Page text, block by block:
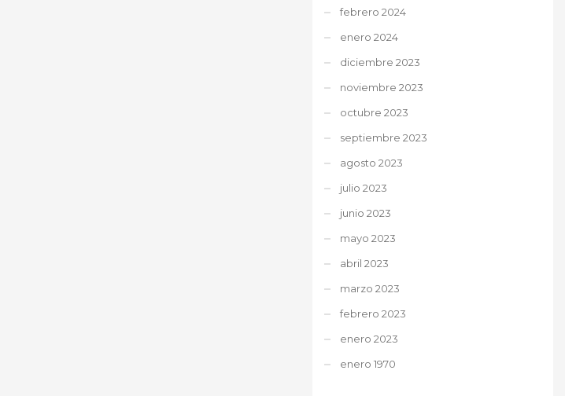
febrero 2024
enero 2024
diciembre 2023
noviembre 2023
octubre 2023
septiembre 2023
agosto 2023
julio 2023
junio 2023
mayo 2023
abril 2023
marzo 2023
febrero 2023
enero 2023
enero 1970